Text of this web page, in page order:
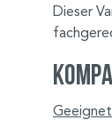
Dieser